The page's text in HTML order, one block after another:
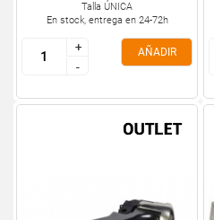
Talla ÚNICA
En stock, entrega en 24-72h
+
-
+
-
AÑADIR